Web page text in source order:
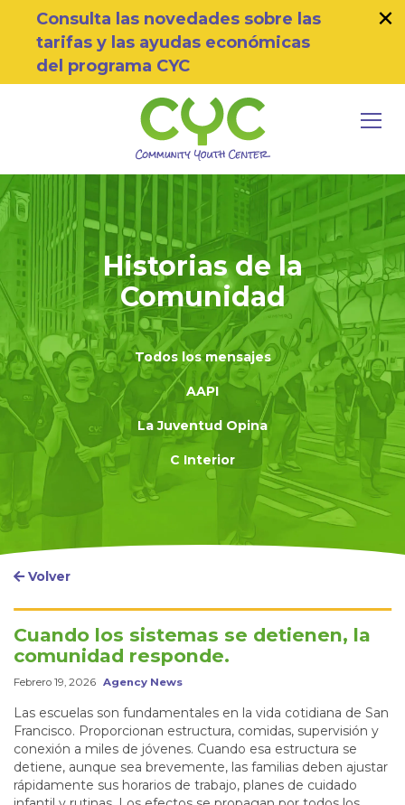
Skip to primary navigation
Skip to main content
Skip to footer
Consulta las novedades sobre las
tarifas y las ayudas económicas
del programa CYC
×
Historias de la
Comunidad
Todos los mensajes
AAPI
La Juventud Opina
C Interior
Volver
Cuando los sistemas se detienen, la
comunidad responde.
Febrero 19, 2026 Agency News
Las escuelas son fundamentales en la vida cotidiana de San
Francisco. Proporcionan estructura, comidas, supervisión y
conexión a miles de jóvenes. Cuando esa estructura se
detiene, aunque sea brevemente, las familias deben ajustar
rápidamente sus horarios de trabajo, planes de cuidado